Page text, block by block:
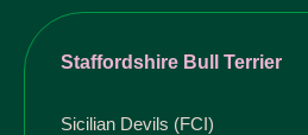
Staffordshire Bull Terrier
Sicilian Devils (FCI)